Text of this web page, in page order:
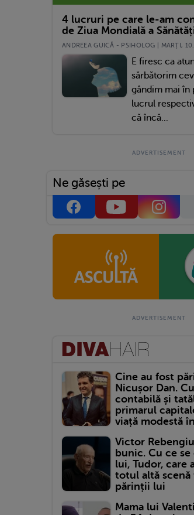
4 lucruri pe care le-am
de Ziua Mondială a
ANDREEA GUICĂ - PSIHOLOG | MARŢI,
E firesc ca
sărbătorim
gândim mai în
lucrul
că încă...
Ne găsești pe
Cine au fost
Nicușor Dan.
contabilă și
primarul
viață modestă
Victor
bunic. Cu ce
lui, Tudor, care
totul altă scenă
părinții lui
Mama lui